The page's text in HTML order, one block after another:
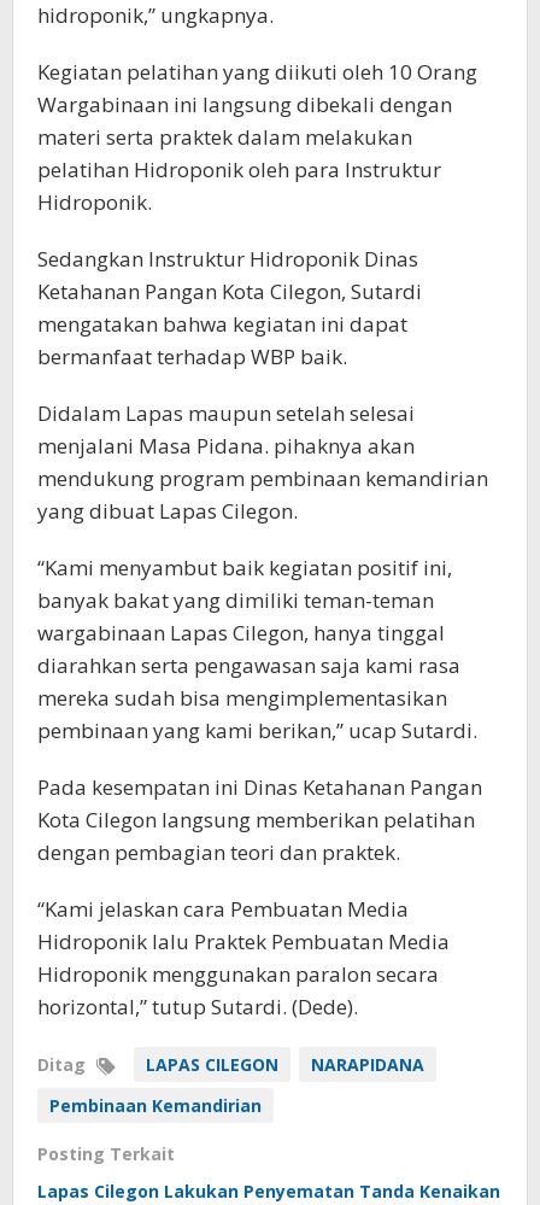
hidroponik,” ungkapnya.
Kegiatan pelatihan yang diikuti oleh 10 Orang
Wargabinaan ini langsung dibekali dengan
materi serta praktek dalam melakukan
pelatihan Hidroponik oleh para Instruktur
Hidroponik.
Sedangkan Instruktur Hidroponik Dinas
Ketahanan Pangan Kota Cilegon, Sutardi
mengatakan bahwa kegiatan ini dapat
bermanfaat terhadap WBP baik.
Didalam Lapas maupun setelah selesai
menjalani Masa Pidana. pihaknya akan
mendukung program pembinaan kemandirian
yang dibuat Lapas Cilegon.
“Kami menyambut baik kegiatan positif ini,
banyak bakat yang dimiliki teman-teman
wargabinaan Lapas Cilegon, hanya tinggal
diarahkan serta pengawasan saja kami rasa
mereka sudah bisa mengimplementasikan
pembinaan yang kami berikan,” ucap Sutardi.
Pada kesempatan ini Dinas Ketahanan Pangan
Kota Cilegon langsung memberikan pelatihan
dengan pembagian teori dan praktek.
“Kami jelaskan cara Pembuatan Media
Hidroponik lalu Praktek Pembuatan Media
Hidroponik menggunakan paralon secara
horizontal,” tutup Sutardi. (Dede).
Ditag LAPAS CILEGON
NARAPIDANA
Pembinaan Kemandirian
Posting Terkait
Lapas Cilegon Lakukan Penyematan Tanda Kenaikan